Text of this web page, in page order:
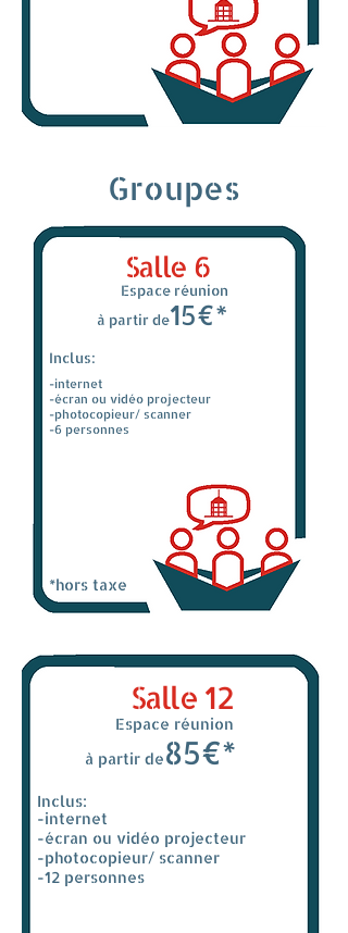
Groupes
-internet
-écran ou vidéo projecteur
-photocopieur/ scanner
-12 personnes
Salle 12
Espace réunion
à partir de85€*
Inclus:
-internet
-écran ou vidéo projecteur
-photocopieur/ scanner
-6 personnes
*hors taxe
Salle 6
Espace réunion
à partir de15€*
Inclus: